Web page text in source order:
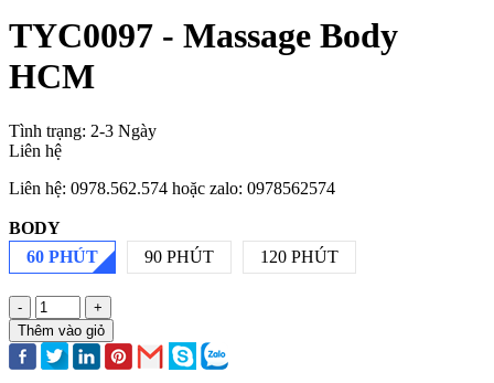
TYC0097 - Massage Body
HCM
Tình trạng: 2-3 Ngày
Liên hệ
Liên hệ: 0978.562.574 hoặc zalo: 0978562574
BODY
60 PHÚT
90 PHÚT 120 PHÚT
-
+
Thêm vào giỏ